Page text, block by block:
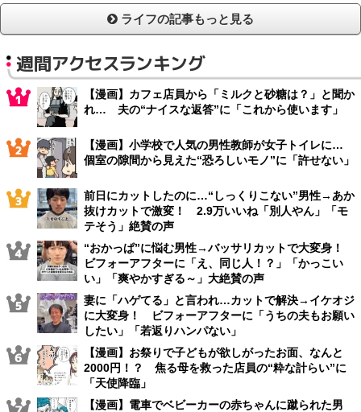
ライフの記事もっと見る
週間アクセスランキング
【漫画】カフェ店員から「ミルクと砂糖は？」と聞か
れ… 夫の“ナイスな返答”に「これから使います」
【漫画】小学校で人気の男性教師が女子トイレに…
個室の隙間から見えた“恐ろしいモノ”に「許せない」
前日にカットしたのに…“しっくりこない”男性→あか
抜けカットで激変！ 2.9万いいね「別人やん」「モ
テそう」絶賛の声
“おかっぱ”に悩む男性→バッサリカットで大変身！
ビフォーアフターに「え、同じ人！？」「かっこい
い」「爽やかすぎる～」大絶賛の声
妻に「ハゲてる」と言われ…カットで解決→イケオジ
に大変身！ ビフォーアフターに「うちの夫もお願い
したい」「若返りハンパない」
【漫画】お祭りで子どもが欲しがったお面、なんと
2000円！？ 焦る母を救った店員の“粋な計らい”に
「天使降臨」
【漫画】電車でベビーカーの赤ちゃんに蹴られた男